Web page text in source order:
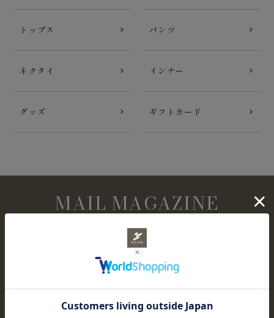
トップス パンツ
ネクタイ インナー
グッズ ギフトカード
MAIL MAGAZINE
メールマガジン購読
NEWアイテムやセール情報など、お得な情報を定
期的にお知らせします。
登録ページ